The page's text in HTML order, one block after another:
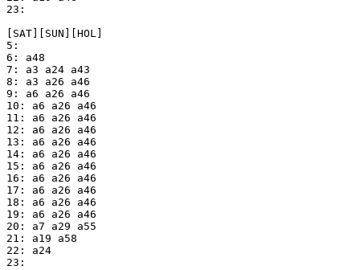
23:
[SAT][SUN][HOL]
5:
6: a48
7: a3 a24 a43
8: a3 a26 a46
9: a6 a26 a46
10: a6 a26 a46
11: a6 a26 a46
12: a6 a26 a46
13: a6 a26 a46
14: a6 a26 a46
15: a6 a26 a46
16: a6 a26 a46
17: a6 a26 a46
18: a6 a26 a46
19: a6 a26 a46
20: a7 a29 a55
21: a19 a58
22: a24
23: